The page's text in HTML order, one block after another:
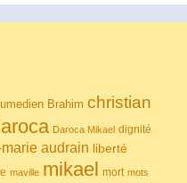
Brahim christian
Daroca Mikael dignité
audrain liberté
maville mikael mort mots